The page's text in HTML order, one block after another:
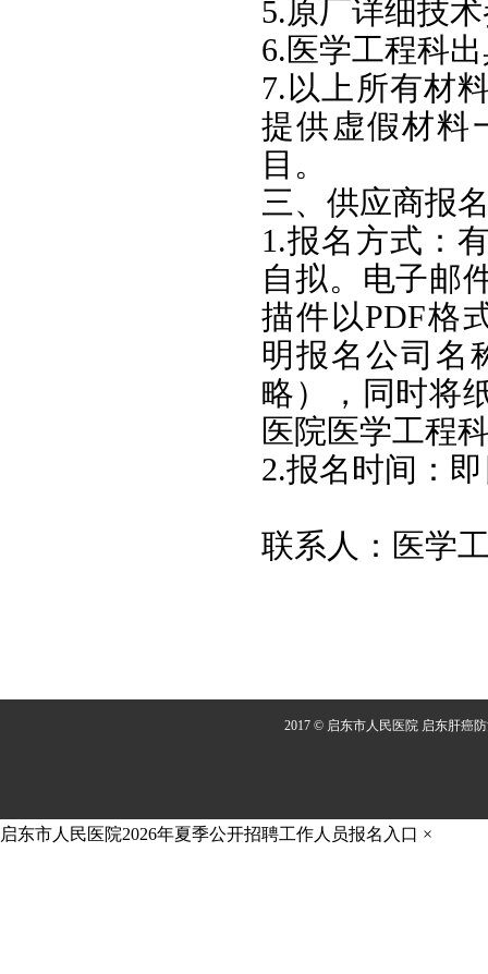
5.原厂详细技
6.医学工程科
7.以上所有材
提供虚假材料
目。
三、供应商报
1.报名方式：
自拟。电子邮
描件以PDF格
明报名公司名
略），同时将
医院医学工程
2.报名时间：
联系人：医学
2017 © 启东市人民医院 启东肝癌
启东市人民医院2026年夏季公开招聘工作人员报名入口 ×